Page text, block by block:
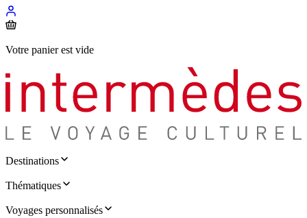
Votre panier est vide
Destinations
Thématiques
Voyages personnalisés